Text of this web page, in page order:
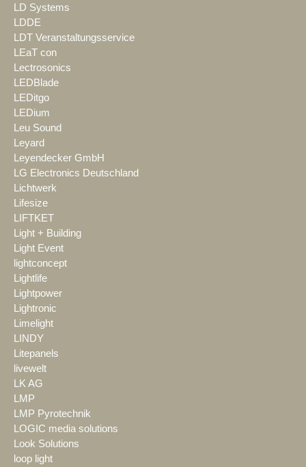
LD Systems
LDDE
LDT Veranstaltungsservice
LEaT con
Lectrosonics
LEDBlade
LEDitgo
LEDium
Leu Sound
Leyard
Leyendecker GmbH
LG Electronics Deutschland
Lichtwerk
Lifesize
LIFTKET
Light + Building
Light Event
lightconcept
Lightlife
Lightpower
Lightronic
Limelight
LINDY
Litepanels
livewelt
LK AG
LMP
LMP Pyrotechnik
LOGIC media solutions
Look Solutions
loop light